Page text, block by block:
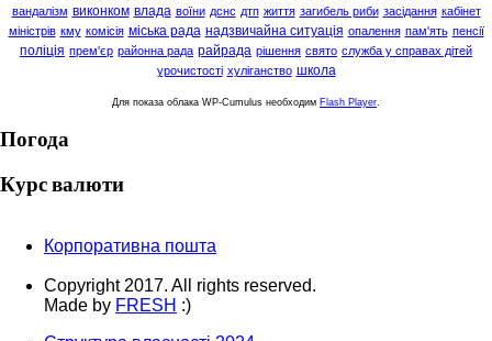
вандалізм виконком влада воїни дснс дтп життя загибель риби засідання кабінет
міністрів кму комісія міська рада надзвичайна ситуація опалення пам'ять пенсії
поліція прем'єр районна рада райрада рішення свято служба у справах дітей
урочистості хуліганство школа
Для показа облака WP-Cumulus необходим Flash Player
Погода
Курс валюти
Корпоративна пошта
Copyright 2017. All rights reserved.
Made by FRESH :)